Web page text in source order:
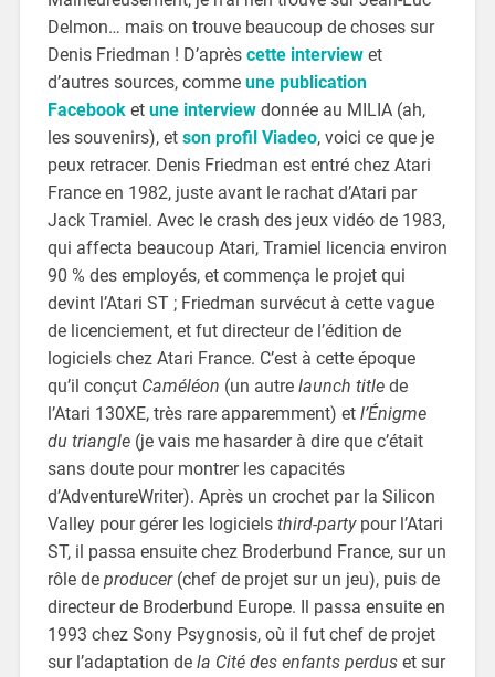
Delmon… mais on trouve beaucoup de choses sur
Denis Friedman ! D’après cette interviewet
d’autres sources, comme une publication
Facebooket une interviewdonnée au MILIA (ah,
les souvenirs), et son profil Viadeo, voici ce que je
peux retracer. Denis Friedman est entré chez Atari
France en 1982, juste avant le rachat d’Atari par
Jack Tramiel. Avec le crash des jeux vidéo de 1983,
qui affecta beaucoup Atari, Tramiel licencia environ
90 % des employés, et commença le projet qui
devint l’Atari ST ; Friedman survécut à cette vague
de licenciement, et fut directeur de l’édition de
logiciels chez Atari France. C’est à cette époque
qu’il conçut Caméléon (un autre launch titlede
l’Atari 130XE, très rare apparemment) et l’Énigme
du triangle(je vais me hasarder à dire que c’était
sans doute pour montrer les capacités
d’AdventureWriter). Après un crochet par la Silicon
Valley pour gérer les logiciels third-partypour l’Atari
ST, il passa ensuite chez Broderbund France, sur un
rôle de producer(chef de projet sur un jeu), puis de
directeur de Broderbund Europe. Il passa ensuite en
1993 chez Sony Psygnosis, où il fut chef de projet
sur l’adaptation de la Cité des enfants perduset sur